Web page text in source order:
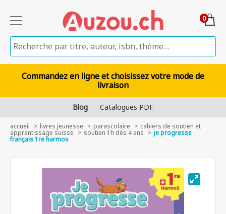
0
Commandez en ligne et choisissez votre mode de
livraison
Blog Catalogues PDF
accueil livres jeunesse parascolaire cahiers de soutien et
apprentissage suisse soutien 1h dès 4 ans je progresse
français 1re harmos